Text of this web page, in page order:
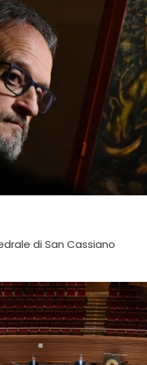
di San Cassiano